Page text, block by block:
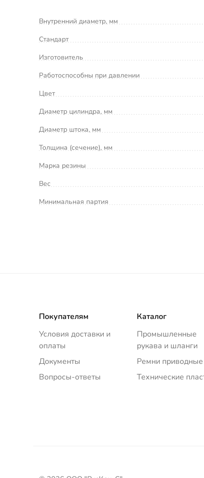
Внутренний диаметр, мм
Стандарт
Изготовитель
Работоспособны при давлении
Цвет
Диаметр цилиндра, мм
Диаметр штока, мм
Толщина (сечение), мм
Марка резины
Вес
Минимальная партия
Покупателям
Условия доставки и
оплаты
Документы
Вопросы-ответы
Каталог
Промышленные
рукава и шланги
Ремни приводные
Технические